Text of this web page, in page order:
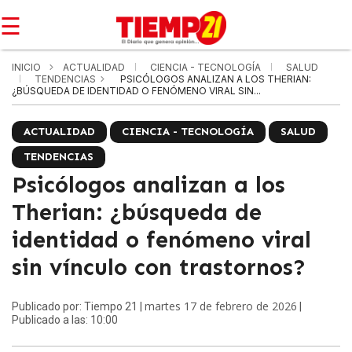
☰
INICIO ACTUALIDAD CIENCIA - TECNOLOGÍA
SALUD
TENDENCIAS
PSICÓLOGOS ANALIZAN A LOS THERIAN:
¿BÚSQUEDA DE IDENTIDAD O FENÓMENO VIRAL SIN...
ACTUALIDAD CIENCIA - TECNOLOGÍA
SALUD
TENDENCIAS
Psicólogos analizan a los
Therian: ¿búsqueda de
identidad o fenómeno viral
sin vínculo con trastornos?
Publicado por: Tiempo 21 | martes 17 de febrero de 2026
Publicado a las: 10:00